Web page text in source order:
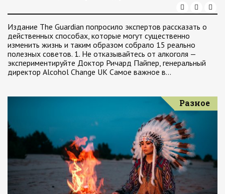
Издание The Guardian попросило экспертов рассказать о
действенных способах, которые могут существенно
изменить жизнь и таким образом собрало 15 реально
полезных советов. 1. Не отказывайтесь от алкоголя —
экспериментируйте Доктор Ричард Пайпер, генеральный
директор Alcohol Change UK Самое важное в…
Разное